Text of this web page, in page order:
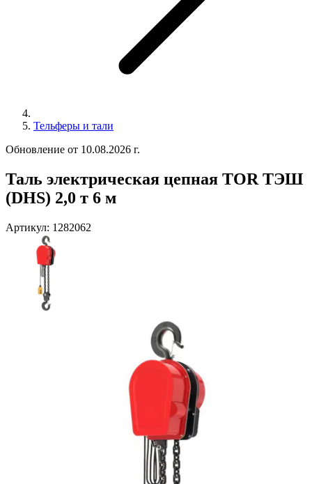
Тельферы и тали
Обновление от 10.08.2026 г.
Таль электрическая цепная TOR ТЭШ
(DHS) 2,0 т 6 м
Артикул: 1282062